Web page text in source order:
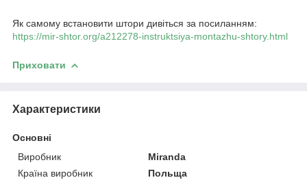
Як самому встановити штори дивіться за посиланням:
https://mir-shtor.org/a212278-instruktsiya-montazhu-shtory.html
Приховати
Характеристики
Основні
Виробник
Miranda
Країна виробник
Польща